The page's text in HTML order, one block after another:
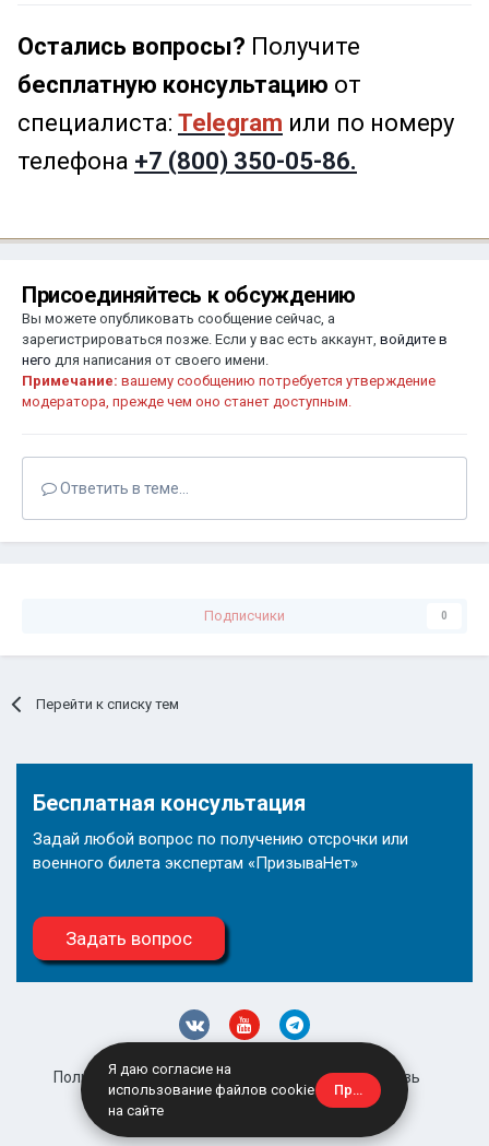
Остались вопросы? Получите
бесплатную консультацию от
специалиста: Telegram или по номеру
телефона +7 (800) 350-05-86.
Присоединяйтесь к обсуждению
Вы можете опубликовать сообщение сейчас, а
зарегистрироваться позже. Если у вас есть аккаунт, войдите в
него для написания от своего имени.
Примечание: вашему сообщению потребуется утверждение
модератора, прежде чем оно станет доступным.
Ответить в теме...
Подписчики 0
Перейти к списку тем
Бесплатная консультация
Задай любой вопрос по получению отсрочки или
военного билета экспертам «ПризываНет»
Задать вопрос
Политика конфиденциальности
Обратная связь
site@prizyvanet.ru
Я даю согласие на
использование файлов cookie
на сайте
Принять